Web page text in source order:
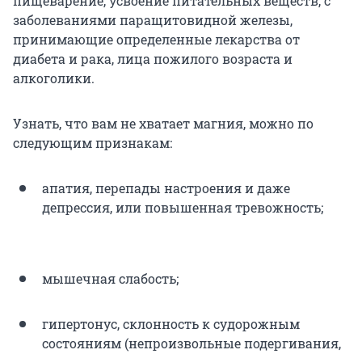
заболеваниями паращитовидной железы,
принимающие определенные лекарства от
диабета и рака, лица пожилого возраста и
алкоголики.
Узнать, что вам не хватает магния, можно по
следующим признакам:
апатия, перепады настроения и даже
депрессия, или повышенная тревожность;
мышечная слабость;
гипертонус, склонность к судорожным
состояниям (непроизвольные подергивания,